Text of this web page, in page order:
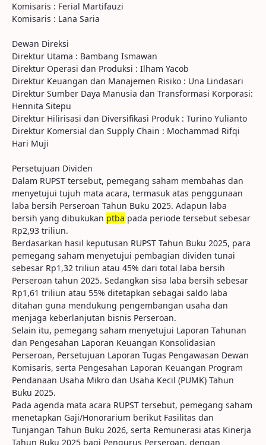
Komisaris : Ferial Martifauzi
Komisaris : Lana Saria
Dewan Direksi
Direktur Utama : Bambang Ismawan
Direktur Operasi dan Produksi : Ilham Yacob
Direktur Keuangan dan Manajemen Risiko : Una Lindasari
Direktur Sumber Daya Manusia dan Transformasi Korporasi:
Hennita Sitepu
Direktur Hilirisasi dan Diversifikasi Produk : Turino Yulianto
Direktur Komersial dan Supply Chain : Mochammad Rifqi
Hari Muji
Persetujuan Dividen
Dalam RUPST tersebut, pemegang saham membahas dan
menyetujui tujuh mata acara, termasuk atas penggunaan
laba bersih Perseroan Tahun Buku 2025. Adapun laba
bersih yang dibukukan ptba pada periode tersebut sebesar
Rp2,93 triliun.
Berdasarkan hasil keputusan RUPST Tahun Buku 2025, para
pemegang saham menyetujui pembagian dividen tunai
sebesar Rp1,32 triliun atau 45% dari total laba bersih
Perseroan tahun 2025. Sedangkan sisa laba bersih sebesar
Rp1,61 triliun atau 55% ditetapkan sebagai saldo laba
ditahan guna mendukung pengembangan usaha dan
menjaga keberlanjutan bisnis Perseroan.
Selain itu, pemegang saham menyetujui Laporan Tahunan
dan Pengesahan Laporan Keuangan Konsolidasian
Perseroan, Persetujuan Laporan Tugas Pengawasan Dewan
Komisaris, serta Pengesahan Laporan Keuangan Program
Pendanaan Usaha Mikro dan Usaha Kecil (PUMK) Tahun
Buku 2025.
Pada agenda mata acara RUPST tersebut, pemegang saham
menetapkan Gaji/Honorarium berikut Fasilitas dan
Tunjangan Tahun Buku 2026, serta Remunerasi atas Kinerja
Tahun Buku 2025 bagi Pengurus Perseroan, dengan